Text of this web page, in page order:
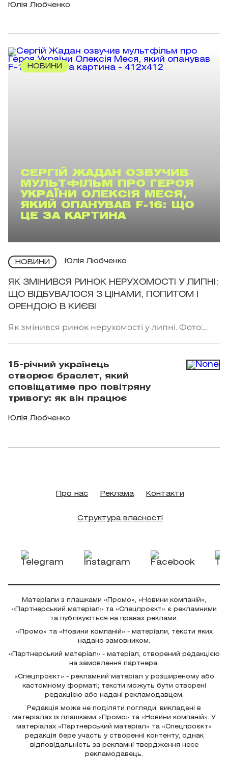
Юлія Любченко
НОВИНИ
СЕРГІЙ ЖАДАН ОЗВУЧИВ
МУЛЬТФІЛЬМ ПРО ГЕРОЯ
УКРАЇНИ ОЛЕКСІЯ МЕСЯ,
ЯКИЙ ОПАНУВАВ F-16: ЩО
ЦЕ ЗА КАРТИНА
НОВИНИ Юлія Любченко
ЯК ЗМІНИВСЯ РИНОК НЕРУХОМОСТІ У ЛИПНІ:
ЩО ВІДБУВАЛОСЯ З ЦІНАМИ, ПОПИТОМ І
ОРЕНДОЮ В КИЄВІ
Як змінився ринок нерухомості у липні. Фото:
15-річний українець
створює браслет, який
сповіщатиме про повітряну
тривогу: як він працює
Юлія Любченко
Про нас Реклама Контакти
Структура власності
Матеріали з плашками «Промо», «Новини компаній»,
«Партнерський матеріал» та «Спецпроєкт» є рекламними
та публікуються на правах реклами.
«Промо» та «Новини компаній» - матеріали, тексти яких
надано замовником.
«Партнерський матеріал» - матеріал, створений редакцією
на замовлення партнера.
«Спецпроєкт» - рекламний матеріал у розширеному або
кастомному форматі; тексти можуть бути створені
редакцією або надані рекламодавцем.
Редакція може не поділяти погляди, викладені в
матеріалах із плашками «Промо» та «Новини компаній». У
матеріалах «Партнерський матеріал» та «Спецпроєкт»
редакція бере участь у створенні контенту, однак
відповідальність за рекламні твердження несе
рекламодавець.